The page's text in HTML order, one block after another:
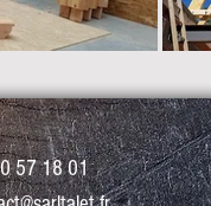
57 18 01